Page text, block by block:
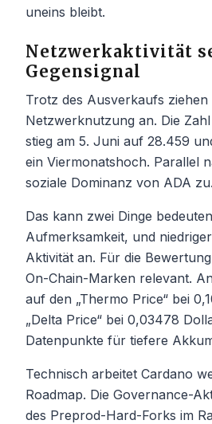
uneins bleibt.
Netzwerkaktivität
Gegensignal
Trotz des Ausverkaufs ziehen
Netzwerknutzung an. Die
stieg am 5. Juni auf 28.459
ein Viermonatshoch. Parallel
soziale Dominanz von ADA zu.
Das kann zwei Dinge
Aufmerksamkeit, und
Aktivität an. Für die
On-Chain-Marken relevant.
auf den „Thermo Price“ bei
„Delta Price“ bei 0,03478
Datenpunkte für tiefere
Technisch arbeitet Cardano
Roadmap. Die Governance-
des Preprod-Hard-Forks im